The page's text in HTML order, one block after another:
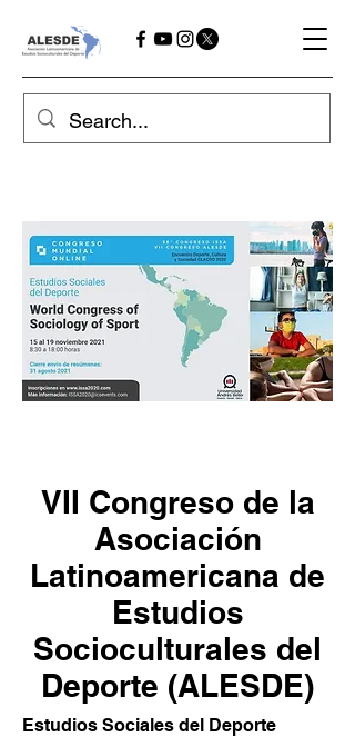
VII Congreso de la
Asociación
Latinoamericana de
Estudios
Socioculturales del
Deporte (ALESDE)
Estudios Sociales del Deporte